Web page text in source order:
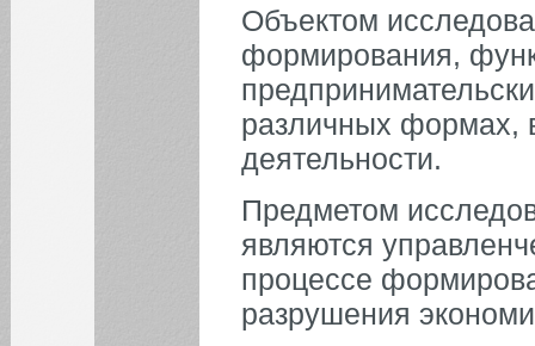
Объектом
формирования,
различных формах,
деятельности.
Предметом
являются
процессе
разрушения